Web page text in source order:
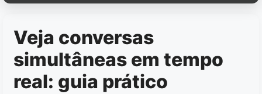
Veja conversas
simultâneas em tempo
real: guia prático